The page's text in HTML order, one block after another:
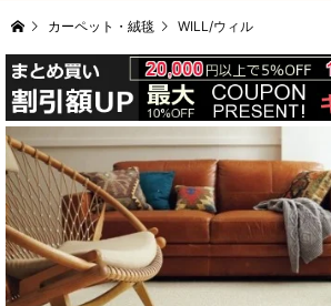
カーペット・絨毯 WILL/ウィル